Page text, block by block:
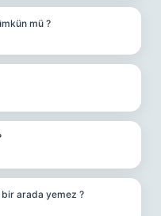
mü ?
arada yemez ?